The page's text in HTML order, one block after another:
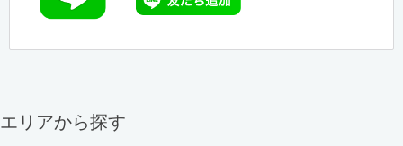
エリアから探す